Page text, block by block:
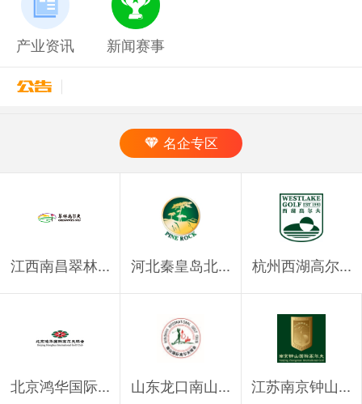
产业资讯 新闻赛事
名企专区
江西南昌翠林... 河北秦皇岛北... 杭州西湖高尔...
北京鸿华国际... 山东龙口南山... 江苏南京钟山...